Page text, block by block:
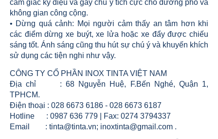
cảm giác kỳ diệu và gây chú ý tích cực cho đường phố và
không gian công cộng.
• Dừng quá cảnh: Mọi người cảm thấy an tâm hơn khi
các điểm dừng xe buýt, xe lửa hoặc xe đẩy được chiếu
sáng tốt. Ánh sáng cũng thu hút sự chú ý và khuyến khích
sử dụng các tiện nghi như vậy.
CÔNG TY CỔ PHẦN INOX TINTA VIỆT NAM
Địa chỉ : 68 Nguyễn Huệ, F.Bến Nghé, Quận 1,
TPHCM.
Điện thoại : 028 6673 6186 - 028 6673 6187
Hotline : 0987 636 779 | Fax: 0274 3794337
Email : tinta@tinta.vn; inoxtinta@gmail.com .